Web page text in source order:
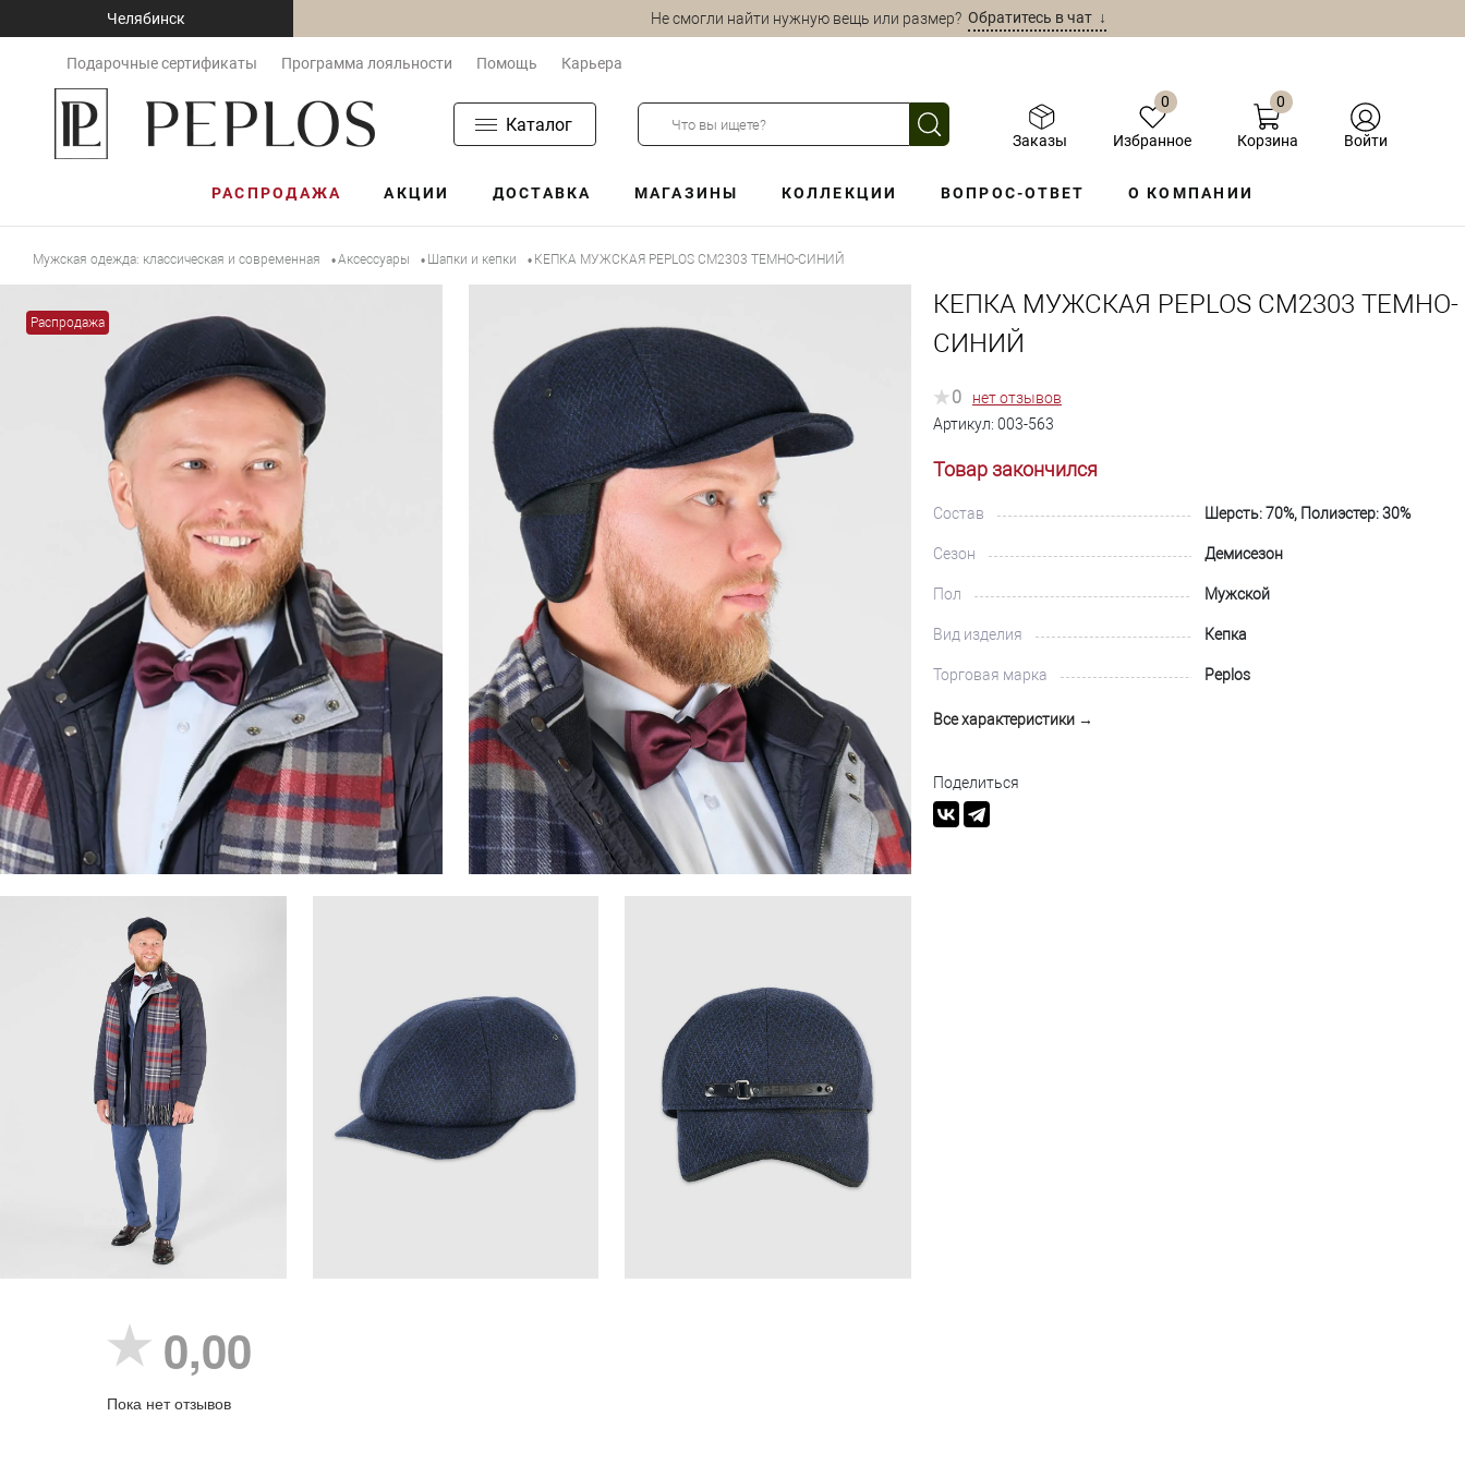
Челябинск Не смогли найти нужную вещь или размер?Обратитесь в чат ↓
Подарочные сертификаты Программа лояльности Помощь Карьера
Каталог
Заказы
0
Избранное
0
Корзина Войти
РАСПРОДАЖА АКЦИИ ДОСТАВКА МАГАЗИНЫ КОЛЛЕКЦИИ ВОПРОС-ОТВЕТ О КОМПАНИИ
Мужская одежда: классическая и современная •Аксессуары • Шапки и кепки • КЕПКА МУЖСКАЯ PEPLOS СМ2303 ТЕМНО-СИНИЙ
Распродажа
КЕПКА МУЖСКАЯ PEPLOS СМ2303 ТЕМНО-
СИНИЙ
0
нет отзывов
Артикул: 003-563
Товар закончился
Состав Шерсть: 70%, Полиэстер: 30%
Сезон Демисезон
Пол Мужской
Вид изделия Кепка
Торговая марка Peplos
Все характеристики →
Поделиться
0,00
Пока нет отзывов